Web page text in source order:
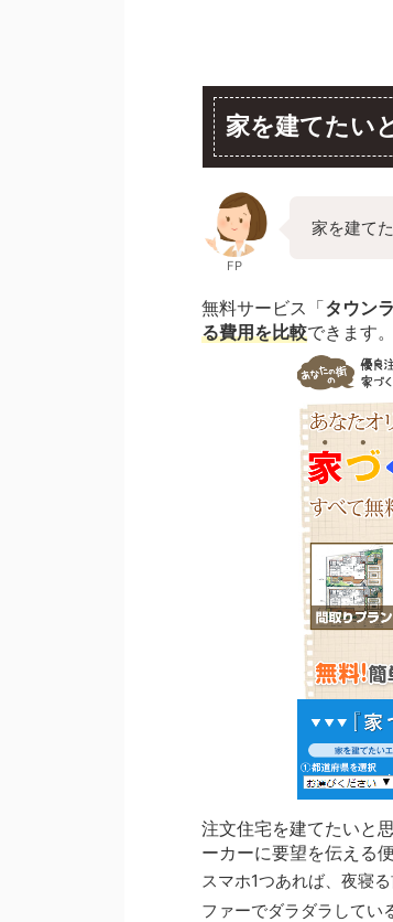
家を建てたい
FP
家を建て
無料サービス「タウン
る費用を比較できます。
注文住宅を建てたいと
ーカーに要望を伝える
スマホ1つあれば、夜寝
ファーでダラダラしてい